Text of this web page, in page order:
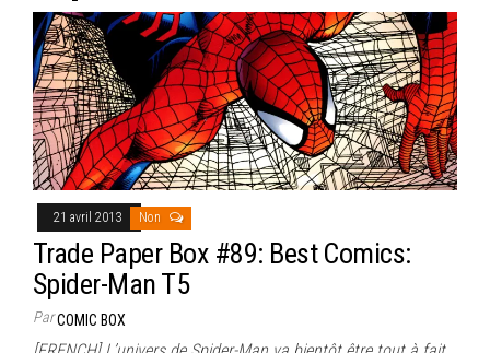
21 avril 2013 Non
Trade Paper Box #89: Best Comics:
Spider-Man T5
ParCOMIC BOX